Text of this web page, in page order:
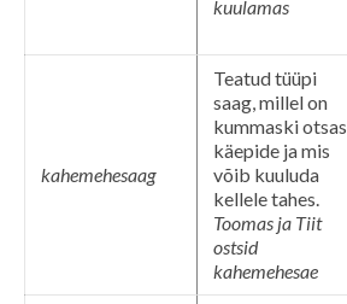
kuulamas
kahemehesaag
Teatud tüüpi
saag, millel on
kummaski otsas
käepide ja mis
võib kuuluda
kellele tahes.
Toomas ja Tiit
ostsid
kahemehesae